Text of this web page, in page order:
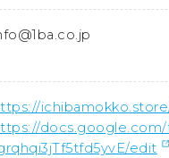
docs.google.com/
edit